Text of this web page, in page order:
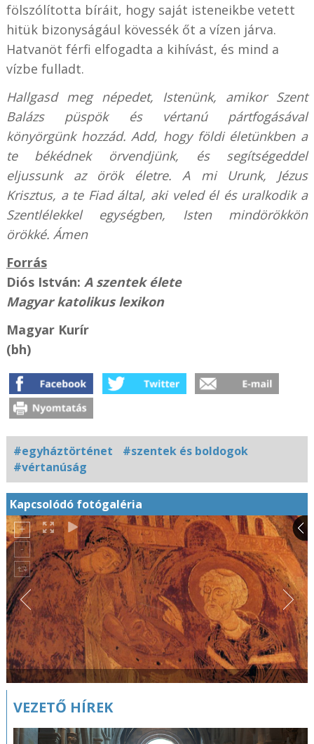
fölszólította bíráit, hogy saját isteneikbe vetett
hitük bizonyságául kövessék őt a vízen járva.
Hatvanöt férfi elfogadta a kihívást, és mind a
vízbe fulladt.
Hallgasd meg népedet, Istenünk, amikor Szent
Balázs püspök és vértanú pártfogásával
könyörgünk hozzád. Add, hogy földi életünkben a
te békédnek örvendjünk, és segítségeddel
eljussunk az örök életre. A mi Urunk, Jézus
Krisztus, a te Fiad által, aki veled él és uralkodik a
Szentlélekkel egységben, Isten mindörökkön
örökké. Ámen
Forrás
Diós István: A szentek élete
Magyar katolikus lexikon
Magyar Kurír
(bh)
#egyháztörténet
#szentek és boldogok
#vértanúság
Kapcsolódó fotógaléria
VEZETŐ HÍREK